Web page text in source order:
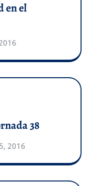
en el
38
2016